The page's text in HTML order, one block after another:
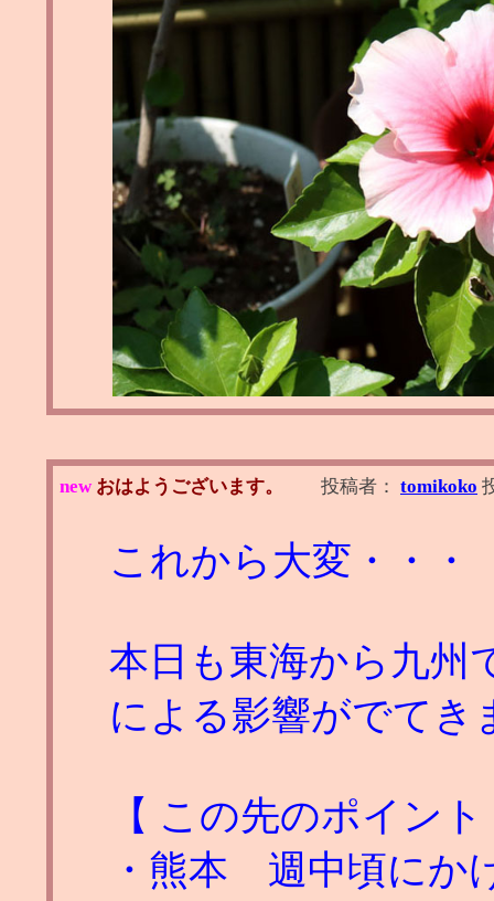
new おはようございます。 投稿者： tomikoko
これから大変・・・
本日も東海から九
による影響がでてき
【 この先のポイント
・熊本 週中頃にか